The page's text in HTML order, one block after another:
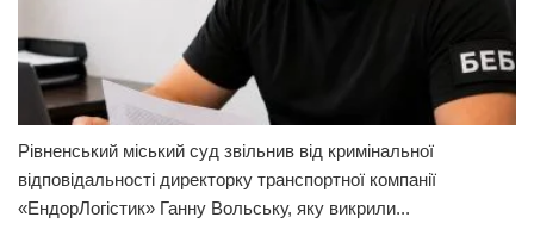
Рівненський міський суд звільнив від кримінальної
відповідальності директорку транспортної компанії
«ЕндорЛогістик» Ганну Вольську, яку викрили...